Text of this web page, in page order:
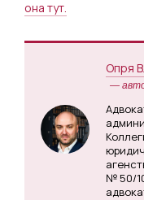
она тут.
Опря
—
№ 50/